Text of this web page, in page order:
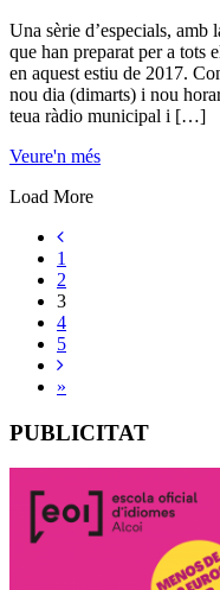
Una sèrie d’especials, amb
que han preparat per a tots
en aquest estiu de 2017.
nou dia (dimarts) i nou
teua ràdio municipal i […]
Veure'n més
Load More
1
2
3
4
5
»
PUBLICITAT